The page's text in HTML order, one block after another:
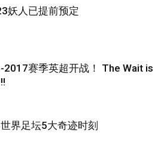
妖人已提前预定
2017赛季英超开战！ The Wait is
界足坛5大奇迹时刻